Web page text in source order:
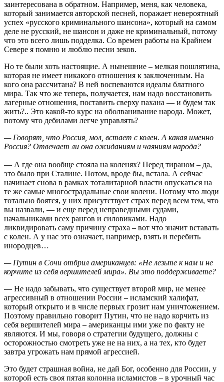
заинтересована в обратном. Например, меня, как человека,
который занимается авторской песней, поражает невероятный
успех «русского криминального шансона», который на самом
деле не русский, не шансон и даже не криминальный, потому
что это всего лишь подделка. Со времен работы на Крайнем
Севере я помню и люблю песни зеков.
Но те были хоть настоящие. А нынешние – мелкая пошлятина,
которая не имеет никакого отношения к заключенным. На
кого она рассчитана? В ней воспеваются идеалы блатного
мира. Так что же теперь, получается, нам надо восстановить
лагерные отношения, поставить сверху пахана — и будем так
жить?.. Это какой-то курс на оболванивание народа. Может,
потому что дебилами легче управлять?
— Говорят, что Россия, мол, встает с колен. А какая именно
Россия? Отвечает ли она ожиданиям и чаяниям народа?
— А где она вообще стояла на коленях? Перед тираном – да,
это было при Сталине. Потом, вроде бы, встала. А сейчас
начинает снова в рамках тоталитарной власти опускаться на
те же самые многострадальные свои колени. Потому что люди
тотально боятся, у них присутствует страх перед всем тем, что
вы назвали, — и еще перед неправедными судами,
начальниками всех рангов и силовиками. Надо
ликвидировать саму причину страха – вот что значит вставать
с колен. А у нас это означает, например, взять и перебить
инородцев…
— Путин в Сочи отбрил американцев: «Не лезьте к нам и не
корчите из себя вершителей мира». Вы это поддерживаете?
— Не надо забывать, что существует второй мир, не менее
агрессивный в отношении России – исламский халифат,
который открыто и в числе первых грозит нам уничтожением.
Поэтому правильно говорит Путин, что не надо корчить из
себя вершителей мира – американцы ими уже по факту не
являются. И мы, говоря о стратегии будущего, должны с
осторожностью смотреть уже не на них, а на тех, кто будет
завтра угрожать нам прямой агрессией.
Это будет страшная война, не дай Бог, особенно для России, у
которой есть своя пятая колонна исламистов – в урочный час